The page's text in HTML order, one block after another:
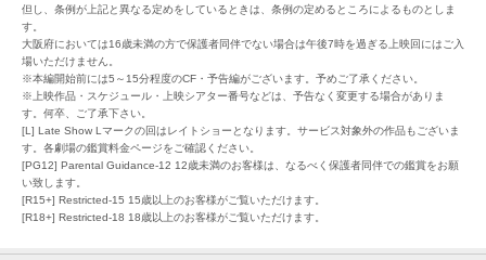
但し、条例が上記と異なる定めをしているときは、条例の定めるところによるものとしま
す。
大阪府においては16歳未満の方で保護者同伴でない場合は午後7時を過ぎる上映回にはご入
場いただけません。
※本編開始前には5～15分程度のCF・予告編がございます。予めご了承ください。
※上映作品・スケジュール・上映シアター番号などは、予告なく変更する場合がありま
す。何卒、ご了承下さい。
[L] Late Show Lマークの回はレイトショーとなります。サービス対象外の作品もございま
す。各劇場の鑑賞料金ページをご確認ください。
[PG12] Parental Guidance-12 12歳未満のお客様は、なるべく保護者同伴での鑑賞をお願
い致します。
[R15+] Restricted-15 15歳以上のお客様がご覧いただけます。
[R18+] Restricted-18 18歳以上のお客様がご覧いただけます。